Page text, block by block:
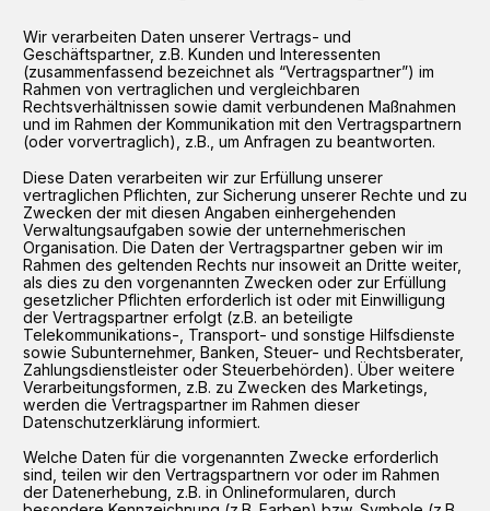
Wir verarbeiten Daten unserer Vertrags- und
Geschäftspartner, z.B. Kunden und Interessenten
(zusammenfassend bezeichnet als “Vertragspartner”) im
Rahmen von vertraglichen und vergleichbaren
Rechtsverhältnissen sowie damit verbundenen Maßnahmen
und im Rahmen der Kommunikation mit den Vertragspartnern
(oder vorvertraglich), z.B., um Anfragen zu beantworten.
Diese Daten verarbeiten wir zur Erfüllung unserer
vertraglichen Pflichten, zur Sicherung unserer Rechte und zu
Zwecken der mit diesen Angaben einhergehenden
Verwaltungsaufgaben sowie der unternehmerischen
Organisation. Die Daten der Vertragspartner geben wir im
Rahmen des geltenden Rechts nur insoweit an Dritte weiter,
als dies zu den vorgenannten Zwecken oder zur Erfüllung
gesetzlicher Pflichten erforderlich ist oder mit Einwilligung
der Vertragspartner erfolgt (z.B. an beteiligte
Telekommunikations-, Transport- und sonstige Hilfsdienste
sowie Subunternehmer, Banken, Steuer- und Rechtsberater,
Zahlungsdienstleister oder Steuerbehörden). Über weitere
Verarbeitungsformen, z.B. zu Zwecken des Marketings,
werden die Vertragspartner im Rahmen dieser
Datenschutzerklärung informiert.
Welche Daten für die vorgenannten Zwecke erforderlich
sind, teilen wir den Vertragspartnern vor oder im Rahmen
der Datenerhebung, z.B. in Onlineformularen, durch